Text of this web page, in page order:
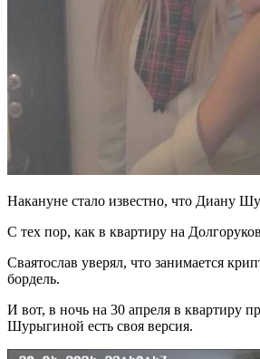
Накануне стало известно, что Диану
С тех пор, как в квартиру на
Сваятослав уверял, что занимается
бордель.
И вот, в ночь на 30 апреля в квартиру
Шурыгиной есть своя версия.